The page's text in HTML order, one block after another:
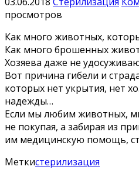
просмотров
Как много животных,
Как много брошенных
Хозяева даже не
Вот причина гибели и
которых нет укрытия, нет
надежды…
Если мы любим животных,
не покупая, а забирая из
им медицинскую помощь,
Меткистерилизация